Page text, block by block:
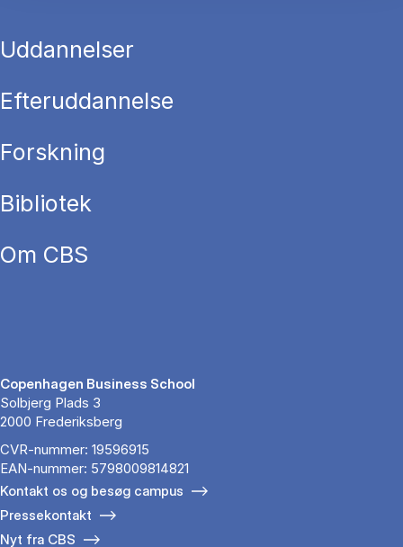
Uddannelser
Efteruddannelse
Forskning
Bibliotek
Om CBS
Copenhagen Business School
Solbjerg Plads 3
2000 Frederiksberg
CVR-nummer: 19596915
EAN-nummer: 5798009814821
Kontakt os og besøg campus
Pressekontakt
Nyt fra CBS